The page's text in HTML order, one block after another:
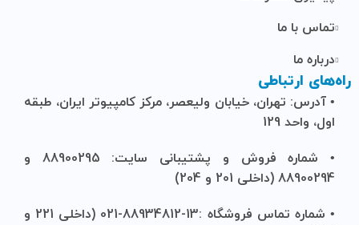
تماس با ما
درباره ما
راه‌های ارتباطی
• آدرس: تهران، خیابان ولیعصر، مرکز کامپیوتر ایران، طبقه
اول، واحد 129
• شماره فروش و پشتیبانی سایت: 88900295 و
88900294 (داخلی 201 و 204)
• شماره تماس فروشگاه :13-88934812-021 (داخلی 221 و